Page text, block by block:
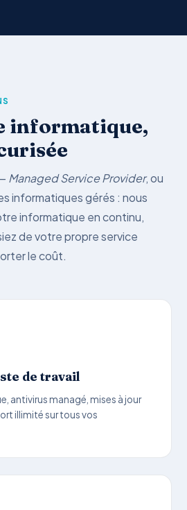
informatique,
Managed Service Provider, ou
informatiques gérés : nous
informatique en continu,
de votre propre service
le coût.
de travail
antivirus managé, mises à jour
illimité sur tous vos